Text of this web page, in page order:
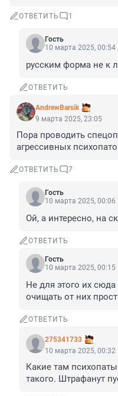
ОТВЕТИТЬ 1
Гость
10 марта 2025, 00:54
русским форма не к
ОТВЕТИТЬ
AndrewBarsik
9 марта 2025, 23:05
Пора проводить
агрессивных
ОТВЕТИТЬ 7
Гость
10 марта 2025, 00:06
Ой, а интересно, на
ОТВЕТИТЬ
Гость
10 марта 2025, 00:15
Не для этого их
очищать от них
ОТВЕТИТЬ
275341733
10 марта 2025, 00:32
Какие там
такого. Штрафанут